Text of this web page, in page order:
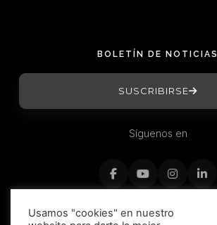
BOLETÍN DE NOTICIAS
SUSCRIBIRSE
Síguenos en
Usamos "cookies" en nuestro